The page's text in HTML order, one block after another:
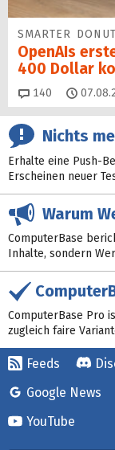
SMARTER DONUT
OpenAIs
400 Dollar
140
Nichts
Erhalte eine Push-
Erscheinen neuer
Warum
ComputerBase
Inhalte, sondern
ComputerBase Pro
zugleich faire
Feeds
Google News
YouTube